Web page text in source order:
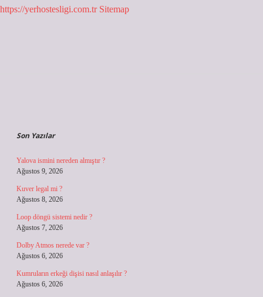
https://yerhostesligi.com.tr Sitemap
Son Yazılar
Yalova ismini nereden almıştır ?
Ağustos 9, 2026
Kuver legal mi ?
Ağustos 8, 2026
Loop döngü sistemi nedir ?
Ağustos 7, 2026
Dolby Atmos nerede var ?
Ağustos 6, 2026
Kumruların erkeği dişisi nasıl anlaşılır ?
Ağustos 6, 2026